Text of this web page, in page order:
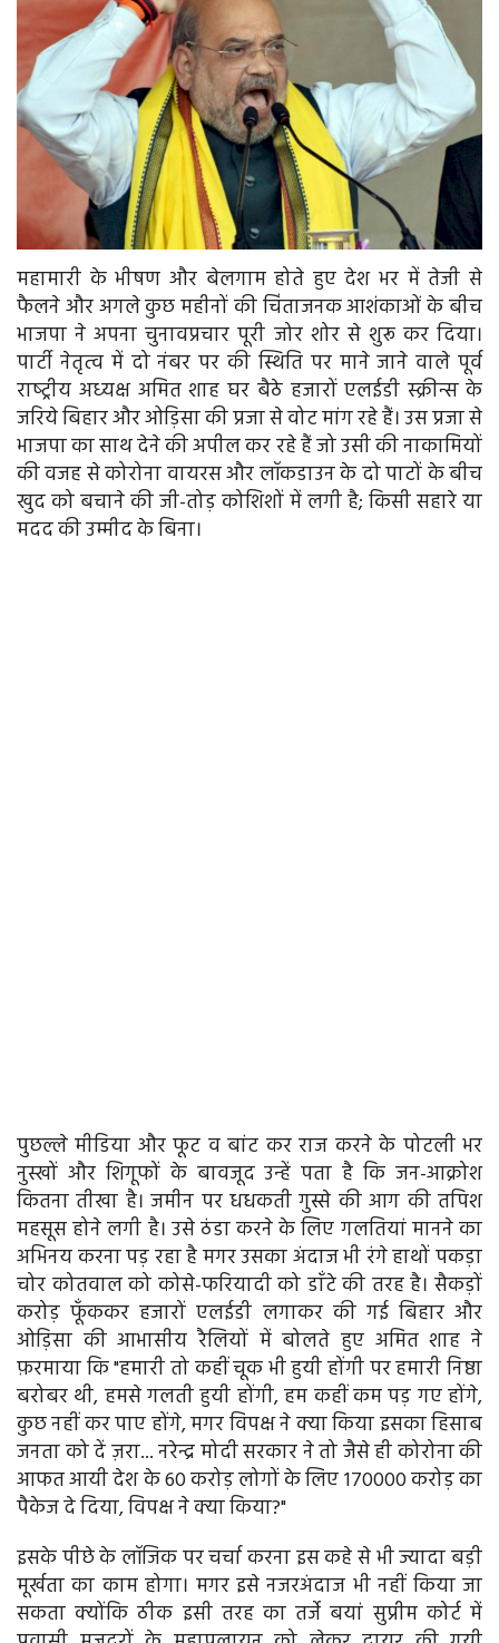
महामारी के भीषण और बेलगाम होते हुए देश भर में तेजी से
फैलने और अगले कुछ महीनों की चिंताजनक आशंकाओं के बीच
भाजपा ने अपना चुनावप्रचार पूरी जोर शोर से शुरू कर दिया।
पार्टी नेतृत्‍व में दो नंबर पर की स्थिति पर माने जाने वाले पूर्व
राष्‍ट्रीय अध्‍यक्ष अमित शाह घर बैठे हजारों एलईडी स्क्रीन्स के
जरिये बिहार और ओड़िसा की प्रजा से वोट मांग रहे हैं। उस प्रजा से
भाजपा का साथ देने की अपील कर रहे हैं जो उसी की नाकामियों
की वजह से कोरोना वायरस और लॉकडाउन के दो पाटों के बीच
खुद को बचाने की जी-तोड़ कोशिशों में लगी है; किसी सहारे या
मदद की उम्मीद के बिना।
पुछल्ले मीडिया और फूट व बांट कर राज करने के पोटली भर
नुस्खों और शिगूफों के बावजूद उन्हें पता है कि जन-आक्रोश
कितना तीखा है। जमीन पर धधकती गुस्से की आग की तपिश
महसूस होने लगी है। उसे ठंडा करने के लिए गलतियां मानने का
अभिनय करना पड़ रहा है मगर उसका अंदाज भी रंगे हाथों पकड़ा
चोर कोतवाल को कोसे-फरियादी को डाँटे की तरह है। सैकड़ों
करोड़ फूँककर हजारों एलईडी लगाकर की गई बिहार और
ओड़िसा की आभासीय रैलियों में बोलते हुए अमित शाह ने
फ़रमाया कि "हमारी तो कहीं चूक भी हुयी होंगी पर हमारी निष्ठा
बरोबर थी, हमसे गलती हुयी होंगी, हम कहीं कम पड़ गए होंगे,
कुछ नहीं कर पाए होंगे, मगर विपक्ष ने क्या किया इसका हिसाब
जनता को दें ज़रा... नरेन्द्र मोदी सरकार ने तो जैसे ही कोरोना की
आफत आयी देश के 60 करोड़ लोगों के लिए 170000 करोड़ का
पैकेज दे दिया, विपक्ष ने क्या किया?"
इसके पीछे के लॉजिक पर चर्चा करना इस कहे से भी ज्यादा बड़ी
मूर्खता का काम होगा। मगर इसे नजरअंदाज भी नहीं किया जा
सकता क्योंकि ठीक इसी तरह का तर्जे बयां सुप्रीम कोर्ट में